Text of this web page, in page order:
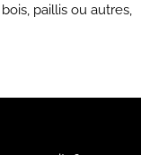
paillis ou autres,